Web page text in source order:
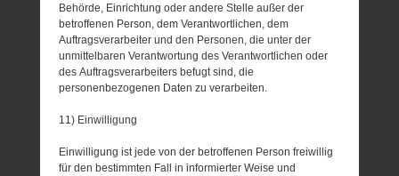
Behörde, Einrichtung oder andere Stelle außer der
betroffenen Person, dem Verantwortlichen, dem
Auftragsverarbeiter und den Personen, die unter der
unmittelbaren Verantwortung des Verantwortlichen oder
des Auftragsverarbeiters befugt sind, die
personenbezogenen Daten zu verarbeiten.
11) Einwilligung
Einwilligung ist jede von der betroffenen Person freiwillig
für den bestimmten Fall in informierter Weise und